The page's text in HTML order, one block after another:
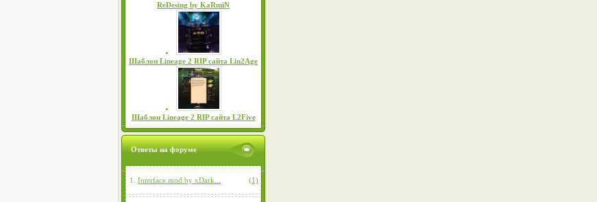
ReDesing by KaRmiN
Шаблон Lineage 2 RIP сайта Lin2Age
Шаблон Lineage 2 RIP сайта L2Five
Ответы на форуме
1. Interface mod by xDark... (1)